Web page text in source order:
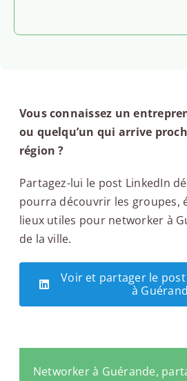
Vous connaissez un
ou quelqu’un qui arrive
région ?
Partagez-lui le post LinkedIn
pourra découvrir les groupes,
lieux utiles pour networker à
de la ville.
Voir et partager le
à
Networker à Guérande,